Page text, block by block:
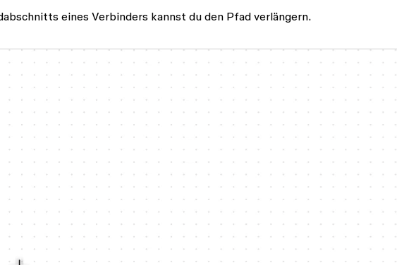
eines Verbinders kannst du den Pfad verlängern.